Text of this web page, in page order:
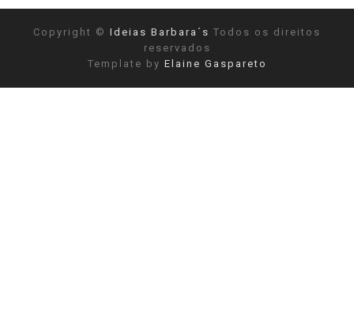
Copyright © Ideias Barbara´s Todos os direitos
reservados
Template by Elaine Gaspareto